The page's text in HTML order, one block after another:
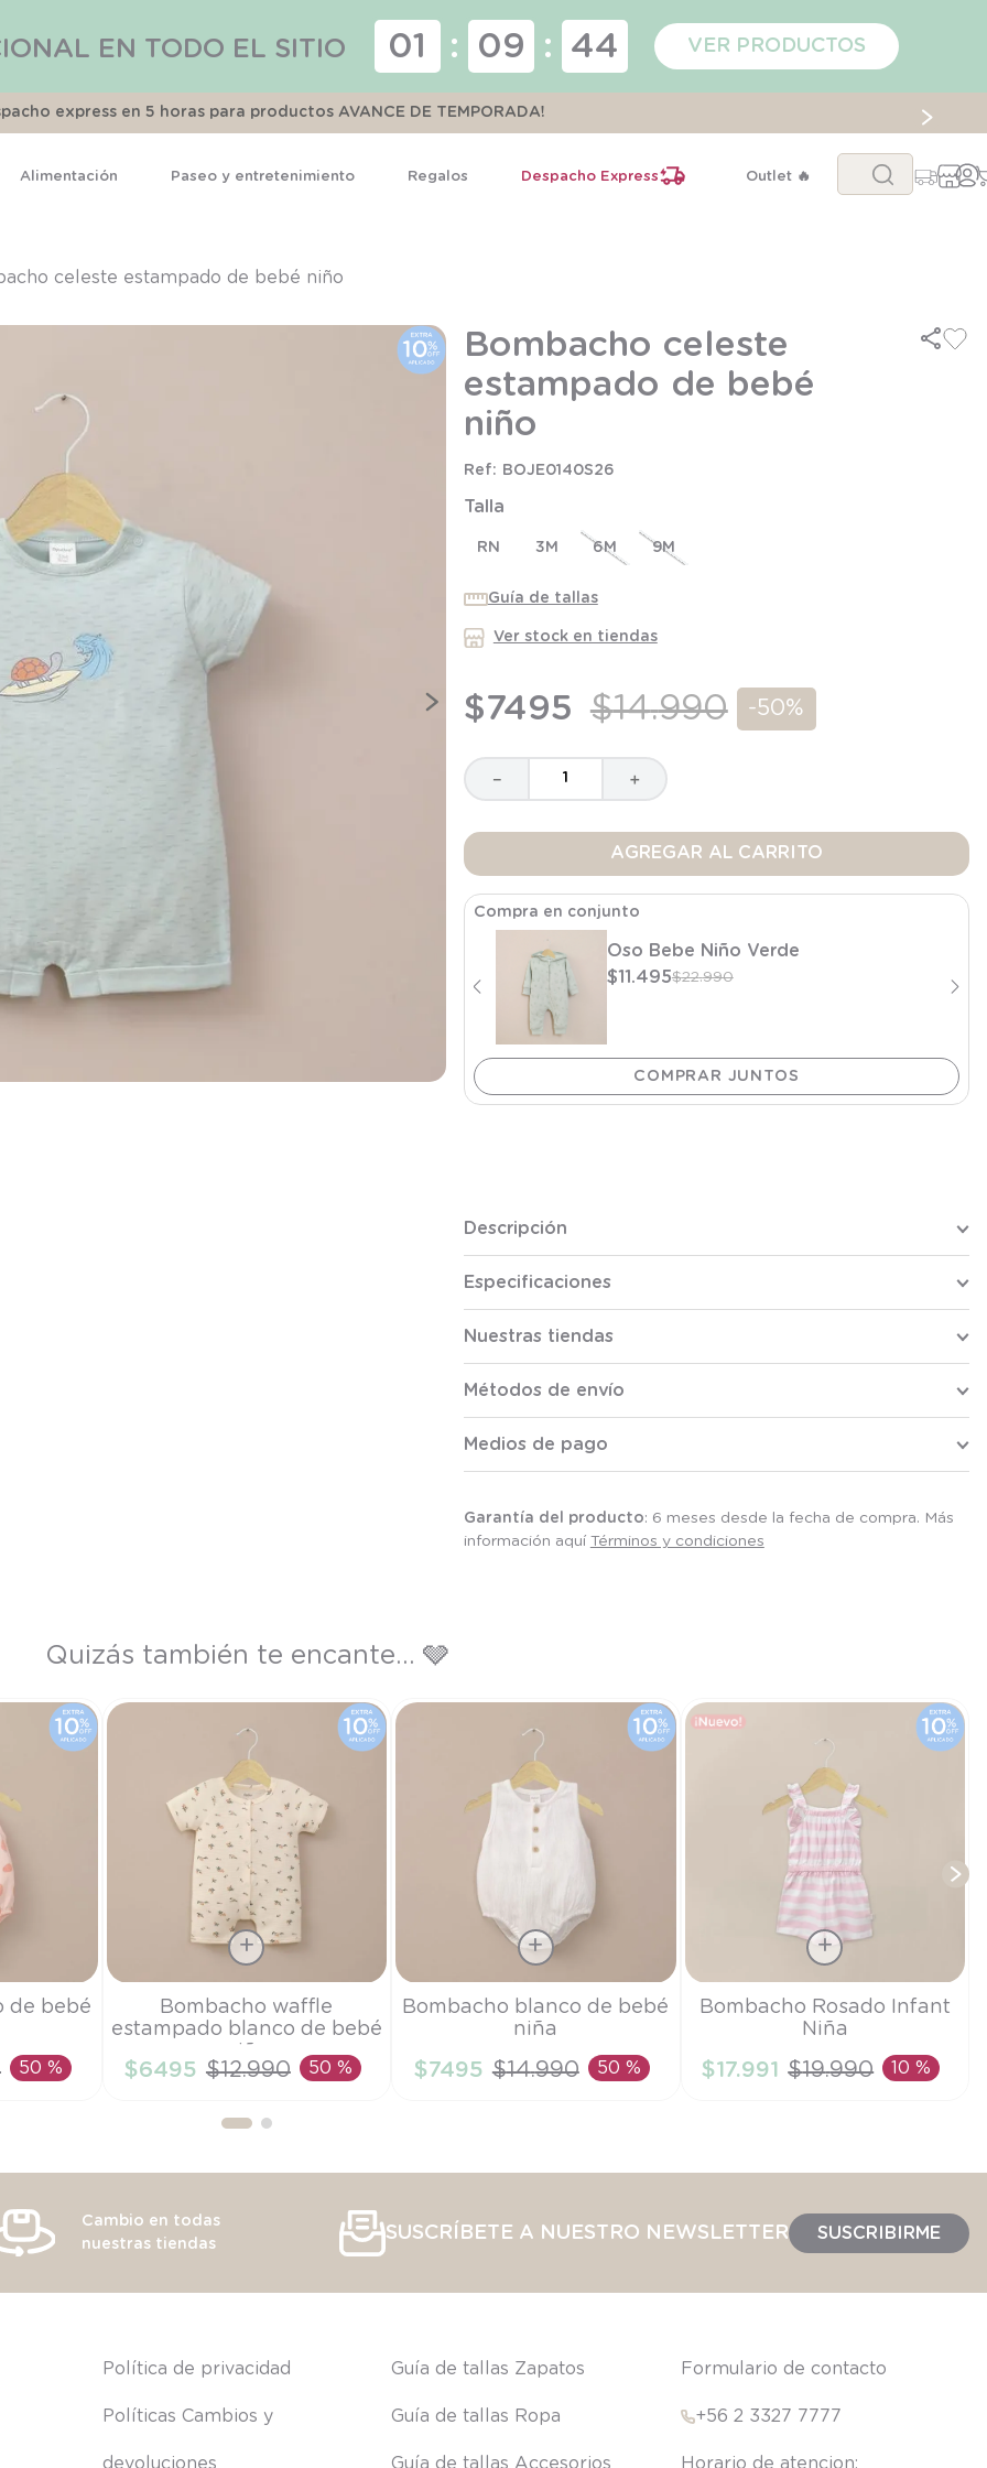
EN TODO EL SITIO 01 : 09 : 44 VER PRODUCTOS
express en 5 horas para productos AVANCE DE TEMPORADA!
Alimentación Paseo y entretenimiento Regalos Despacho Express Outlet 🔥
Buscar...
celeste estampado de bebé niño
Bombacho celeste
estampado de bebé
niño
BOJE0140S26
Talla
RN 3M 6M 9M
Guía de tallas
Ver stock en tiendas
$7495 $14.990 -50%
＋
－
AGREGAR AL CARRITO
Compra en conjunto
Oso Bebe Niño Verde
$11 .495$22.990
Descripción
Especificaciones
Nuestras tiendas
Métodos de envío
Medios de pago
Garantía del producto: 6 meses desde la fecha de compra. Más
información aquí Términos y condiciones
Quizás también te encante... 🩶
de bebé
50 %
6M
AÑADIR AL CARRITO
Bombacho waffle
estampado blanco de bebé
niña
$6495 $12.990 50 %
Talla
AÑADIR AL CARRITO
Bombacho blanco de bebé
niña
$7495 $14.990 50 %
Talla
AÑADIR AL CARRITO
Bombacho Rosado Infant
Niña
$17.991 $19.990 10 %
Cambio en todas
nuestras tiendas
SUSCRÍBETE A NUESTRO NEWSLETTER SUSCRIBIRME
Política de privacidad
Políticas Cambios y
devoluciones
Guía de tallas Zapatos
Guía de tallas Ropa
Guía de tallas Accesorios
Formulario de contacto
+56 2 3327 7777
1.
pijama
8.
zapatillas niño